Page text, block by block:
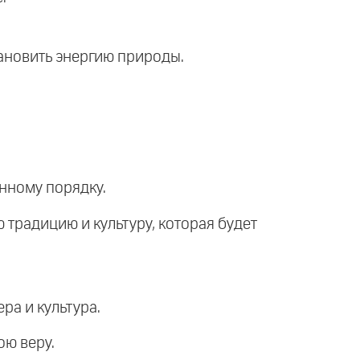
энергию природы.
порядку.
и культуру, которая будет
и культура.
веру.